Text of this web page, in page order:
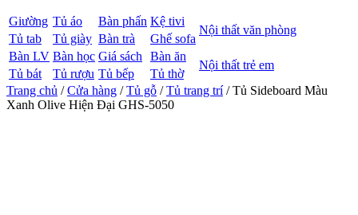
Giường Tủ áo Bàn phấn Kệ tivi
Nội thất văn phòng
Tủ tab Tủ giày Bàn trà
Ghế sofa
Bàn LV Bàn học Giá sách Bàn ăn
Nội thất trẻ em
Tủ bát Tủ rượu Tủ bếp
Tủ thờ
Trang chủ /Cửa hàng /Tủ gỗ /Tủ trang trí/ Tủ Sideboard Màu
Xanh Olive Hiện Đại GHS-5050